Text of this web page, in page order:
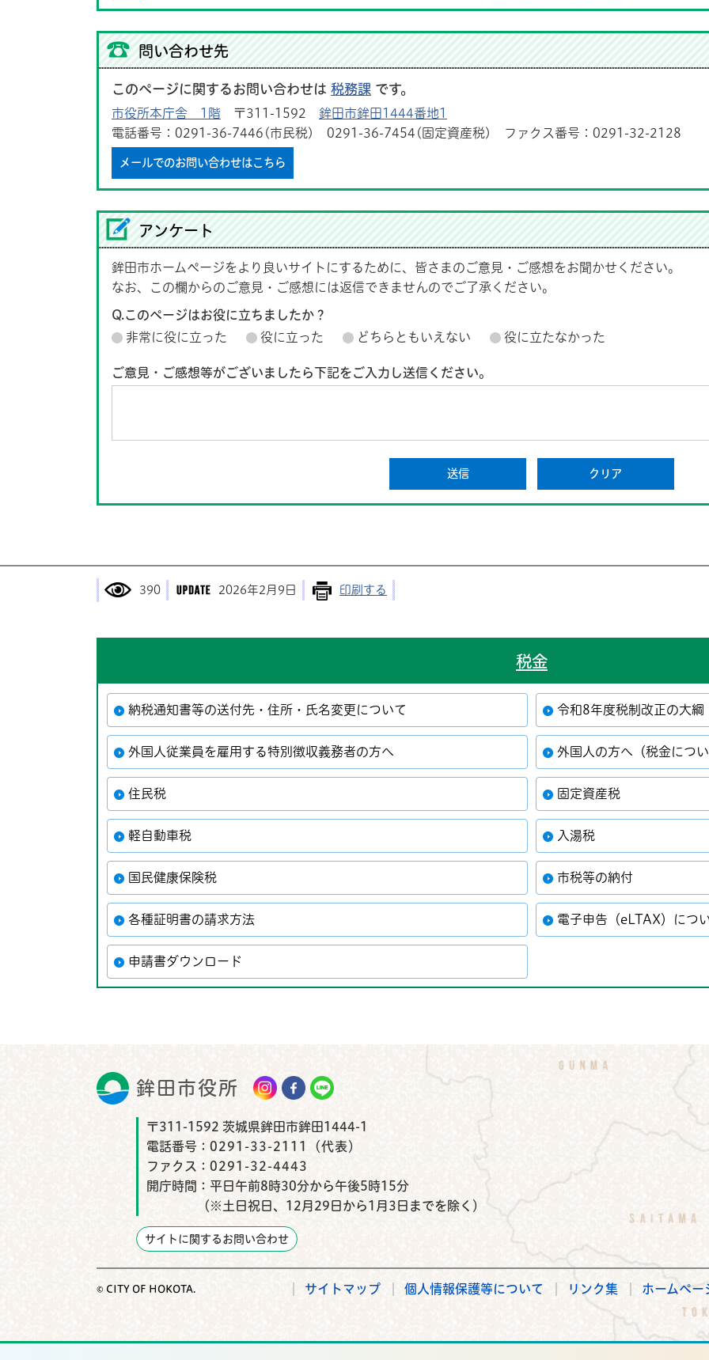
問い合わせ先
このページに関するお問い合わせは 税務課 です。
市役所本庁舎 1階 〒311-1592 鉾田市鉾田1444番地1
電話番号：0291-36-7446(市民税) 0291-36-7454(固定資産税) ファクス番号：0291-32-2128
メールでのお問い合わせはこちら
アンケート
鉾田市ホームページをより良いサイトにするために、皆さまのご意見・ご感想をお聞かせください。
なお、この欄からのご意見・ご感想には返信できませんのでご了承ください。
Q.このページはお役に立ちましたか？
非常に役に立った
役に立った どちらともいえない 役に立たなかった
ご意見・ご感想等がございましたら下記をご入力し送信ください。
390 2026年2月9日 印刷する
税金
納税通知書等の送付先・住所・氏名変更について 令和8年度税制改正の大綱
外国人従業員を雇用する特別徴収義務者の方へ 外国人の方へ（税金につい
住民税 固定資産税
軽自動車税 入湯税
国民健康保険税 市税等の納付
各種証明書の請求方法 電子申告（eLTAX）につ
申請書ダウンロード
鉾田市役所 鉾田市公式Instagram
鉾田市公式Facebook
鉾田市公式LINE
〒311-1592 茨城県鉾田市鉾田1444-1
電話番号： 0291-33-2111（代表）
ファクス： 0291-32-4443
開庁時間： 平日午前8時30分から午後5時15分
（※土日祝日、12月29日から1月3日までを除く）
サイトに関するお問い合わせ
© CITY OF HOKOTA. サイトマップ 個人情報保護等について リンク集 ホームペー